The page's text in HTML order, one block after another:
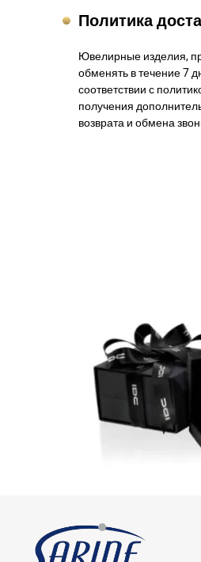
Политика
Ювелирные изделия,
обменять в течение 7
соответствии с
получения
возврата и обмена